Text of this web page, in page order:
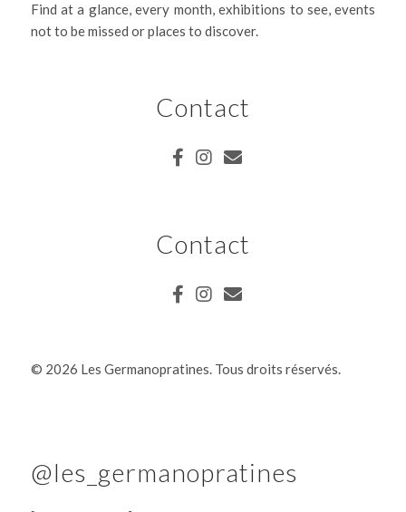
Find at a glance, every month, exhibitions to see, events
not to be missed or places to discover.
Contact
Contact
© 2026 Les Germanopratines. Tous droits réservés.
@les_germanopratines